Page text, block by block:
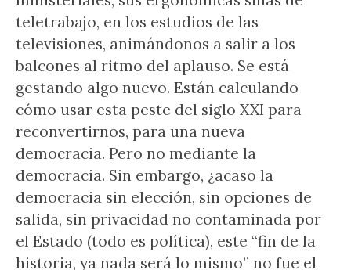
teletrabajo, en los estudios de las
televisiones, animándonos a salir a los
balcones al ritmo del aplauso. Se está
gestando algo nuevo. Están calculando
cómo usar esta peste del siglo XXI para
reconvertirnos, para una nueva
democracia. Pero no mediante la
democracia. Sin embargo, ¿acaso la
democracia sin elección, sin opciones de
salida, sin privacidad no contaminada por
el Estado (todo es política), este “fin de la
historia, ya nada será lo mismo” no fue el